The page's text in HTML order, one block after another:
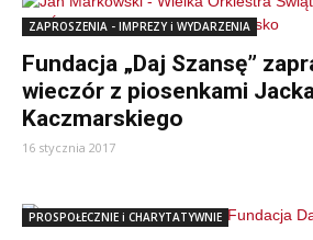
ZAPROSZENIA - IMPREZY i WYDARZENIA
Fundacja „Daj Szansę”
wieczór z piosenkami
Kaczmarskiego
16 stycznia 2017
PROSPOŁECZNIE i CHARYTATYWNIE